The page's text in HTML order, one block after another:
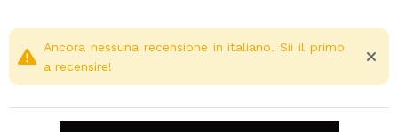
Ancora nessuna recensione in italiano. Sii il primo
a recensire!